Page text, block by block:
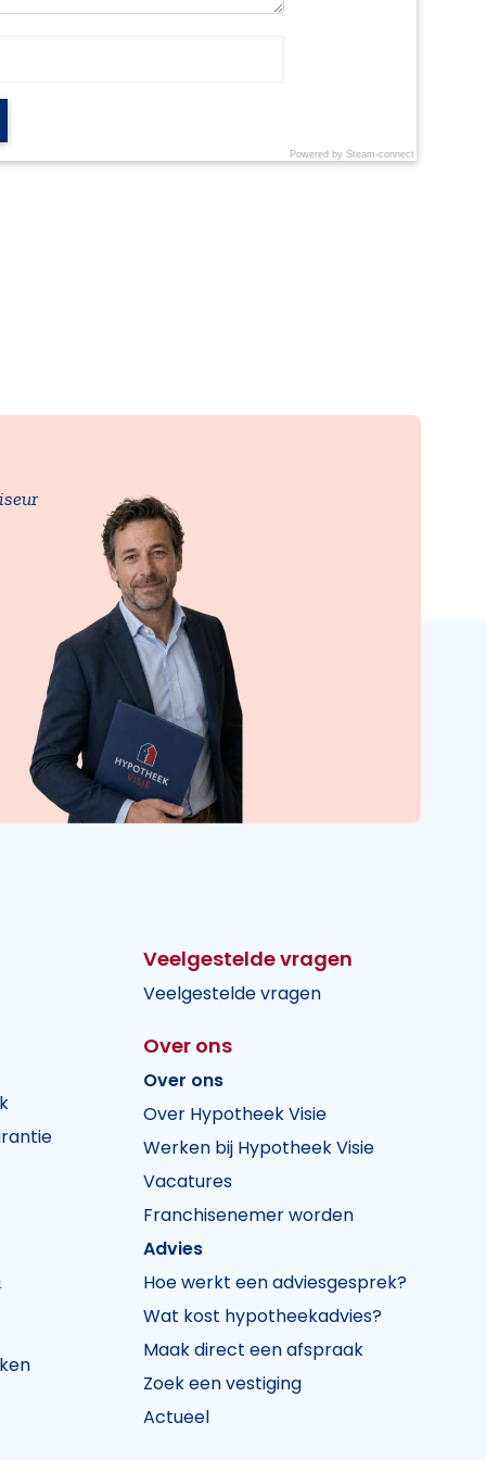
Veelgestelde vragen
Veelgestelde vragen
Over ons
Over ons
Over Hypotheek Visie
Werken bij Hypotheek Visie
Vacatures
Franchisenemer worden
Advies
Hoe werkt een adviesgesprek?
Wat kost hypotheekadvies?
Maak direct een afspraak
Zoek een vestiging
Actueel